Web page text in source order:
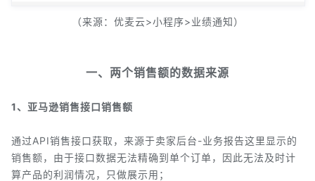
（来源：优麦云>小程序>业绩通知）
一、两个销售额的数据来源
1、亚马逊销售接口销售额
通过API销售接口获取，来源于卖家后台-业务报告这里显示的
销售额，由于接口数据无法精确到单个订单，因此无法及时计
算产品的利润情况，只做展示用；